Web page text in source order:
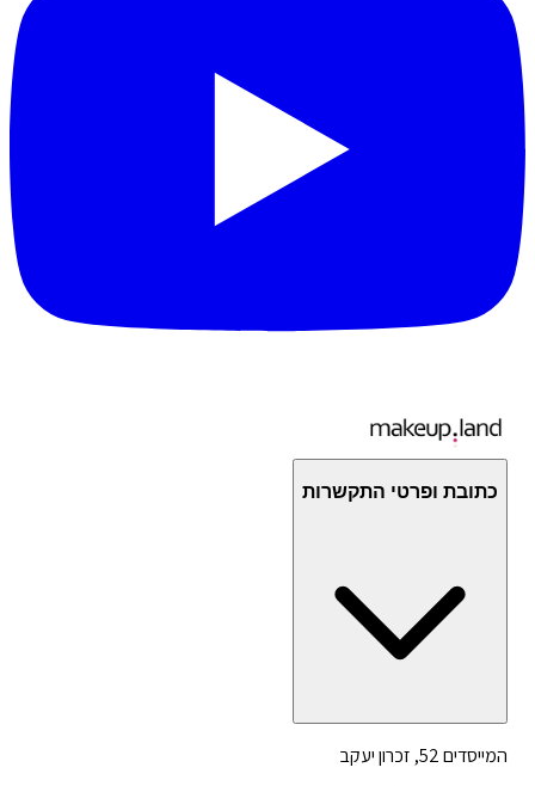
כתובת ופרטי התקשרות
המייסדים 52, זכרון יעקב